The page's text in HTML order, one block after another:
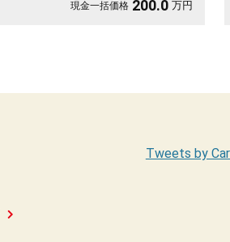
現金一括価格 200.0 万円
Tweets by